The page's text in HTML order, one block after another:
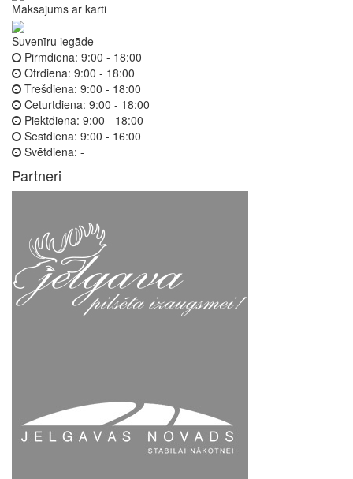
Maksājums ar karti
Suvenīru iegāde
Pirmdiena: 9:00 - 18:00
Otrdiena: 9:00 - 18:00
Trešdiena: 9:00 - 18:00
Ceturtdiena: 9:00 - 18:00
Piektdiena: 9:00 - 18:00
Sestdiena: 9:00 - 16:00
Svētdiena: -
Partneri